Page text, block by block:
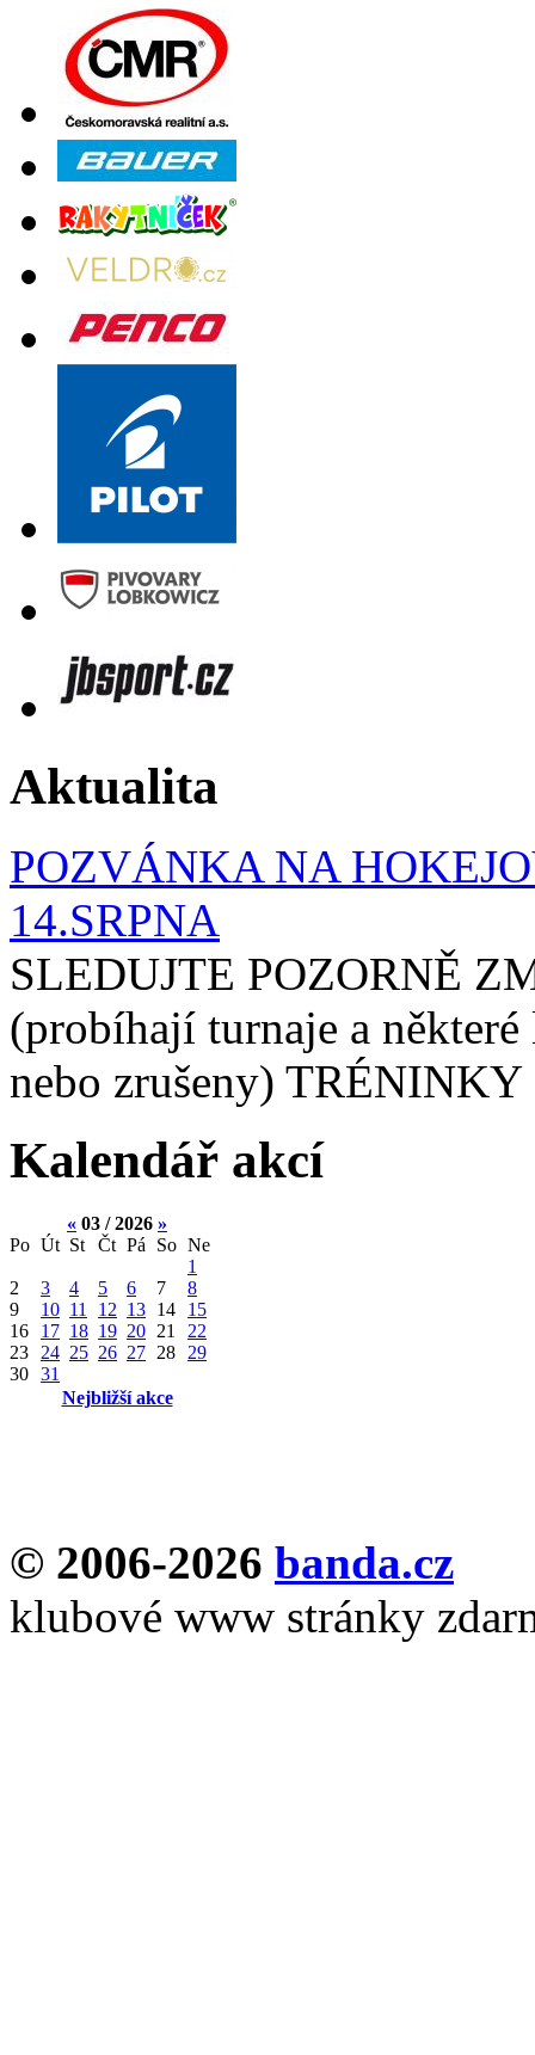
Aktualita
POZVÁNKA NA
14.SRPNA
SLEDUJTE POZORNĚ
(probíhají turnaje a
nebo zrušeny)
Kalendář akcí
« 03 / 2026 »
Po Út St Čt Pá So Ne
1
2
3 4 5 6 7
8
9
10 11 12 13 14
15
16
17 18 19 20 21
22
23
24 25 26 27 28
29
30 31
Nejbližší akce
© 2006-2026 banda.cz
klubové www stránky